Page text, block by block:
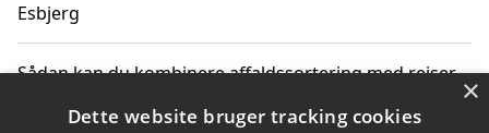
Esbjerg
Sådan kan du kombinere affaldssortering med rejser ×
Dette website bruger tracking cookies